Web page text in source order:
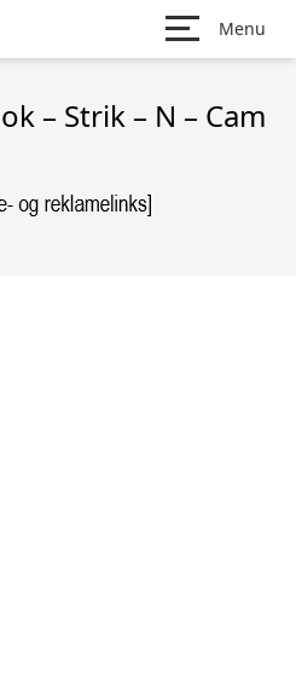
Menu
– Strik – N – Cam